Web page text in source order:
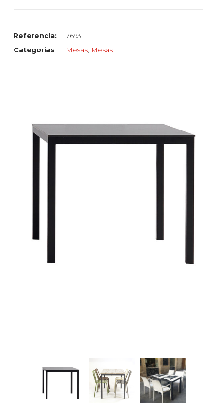
Referencia:
7693
Categorías
Mesas, Mesas